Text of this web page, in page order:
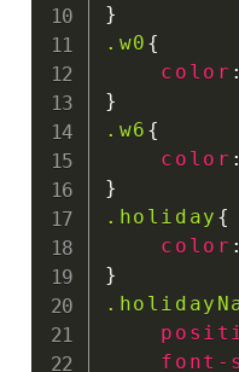
}
.w0 {
color :
}
.w6 {
color :
}
.holiday {
color :
}
font-